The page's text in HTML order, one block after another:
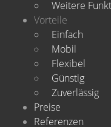
Weitere
Vorteile
Einfach
Mobil
Flexibel
Günstig
Zuverlässig
Preise
Referenzen